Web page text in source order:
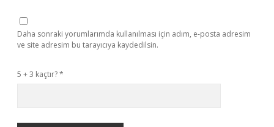
Daha sonraki yorumlarımda kullanılması için adım, e-posta adresim
ve site adresim bu tarayıcıya kaydedilsin.
5 + 3 kaçtır?*